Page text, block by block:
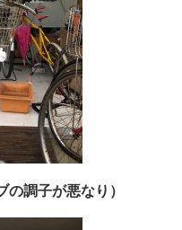
の調子が悪なり）